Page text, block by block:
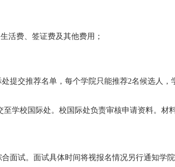
活费、签证费及其他费用；
提交推荐名单，每个学院只能推荐2名候选人 ，
学校国际处。 校国际处负责审核申请资料。材
合面试。面试具体时间将视报名情况另行通知学